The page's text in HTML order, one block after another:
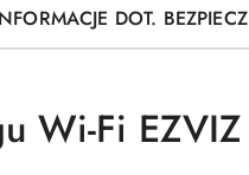
DOT.
Wi-Fi